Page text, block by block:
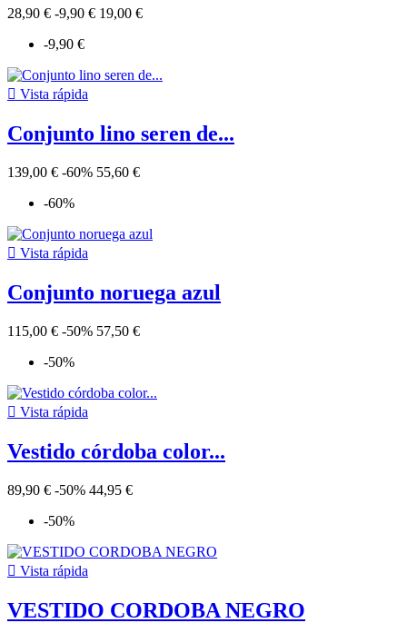
28,90 € -9,90 € 19,00 €
-9,90 €
 Vista rápida
Conjunto lino seren de...
139,00 € -60% 55,60 €
-60%
 Vista rápida
Conjunto noruega azul
115,00 € -50% 57,50 €
-50%
 Vista rápida
Vestido córdoba color...
89,90 € -50% 44,95 €
-50%
 Vista rápida
VESTIDO CORDOBA NEGRO